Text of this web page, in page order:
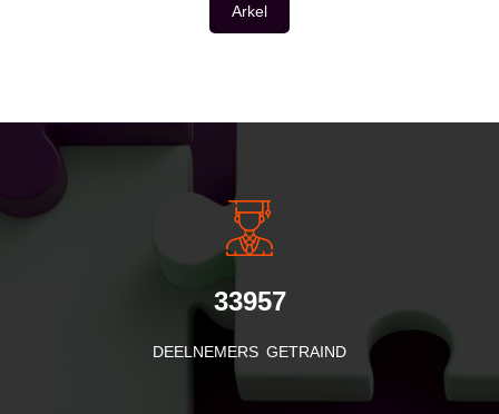
Arkel
INSIDE INFORMATIE
33957
DEELNEMERS GETRAIND